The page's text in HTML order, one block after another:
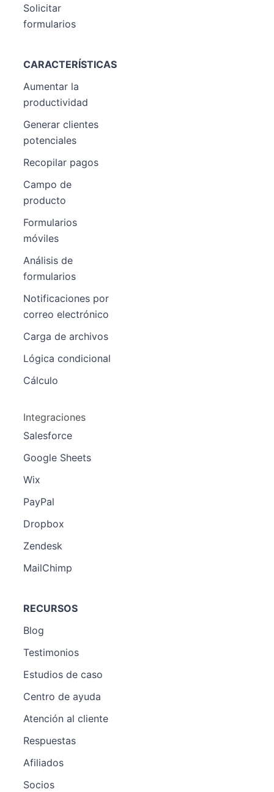
Solicitar
formularios
CARACTERÍSTICAS
Aumentar la
productividad
Generar clientes
potenciales
Recopilar pagos
Campo de
producto
Formularios
móviles
Análisis de
formularios
Notificaciones por
correo electrónico
Carga de archivos
Lógica condicional
Cálculo
Integraciones
Salesforce
Google Sheets
Wix
PayPal
Dropbox
Zendesk
MailChimp
RECURSOS
Blog
Testimonios
Estudios de caso
Centro de ayuda
Atención al cliente
Respuestas
Afiliados
Socios